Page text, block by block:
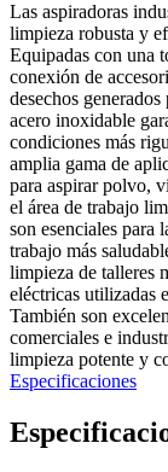
Las aspiradoras
limpieza robusta y
Equipadas con una
conexión de
desechos
acero inoxidable
condiciones más
amplia gama de
para aspirar polvo,
el área de trabajo
son esenciales para
trabajo más
limpieza de talleres
eléctricas utilizadas
También son
comerciales e
limpieza potente y
Especificaciones